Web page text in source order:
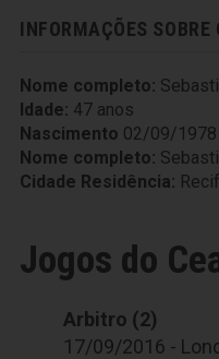
INFORMAÇÕES SOBRE
Nome completo:
Idade: 47 anos
Nascimento 02/09/1978
Nome completo:
Cidade Residência:
Jogos do
Arbitro (2)
17/09/2016 -